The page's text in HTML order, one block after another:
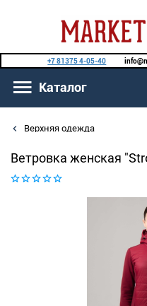
+7 81375 4-05-40
Каталог
Верхняя одежда
Ветровка женская